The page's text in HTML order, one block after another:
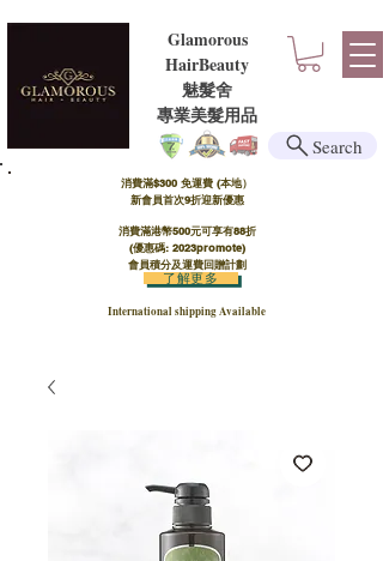
Glamorous
HairBeauty
魅髮舍
​​專業美髮用品
消費滿$300 免運費 (本地）​
新會員首次9折迎新優惠
消費滿港幣500元可享有88折
(優惠碼: 2023promote)
會員積分及運費回贈計劃
International shipping Available
了解更多
Search